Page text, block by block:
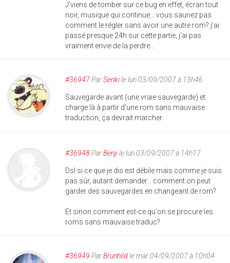
J'viens de tomber sur ce bug en effet, écran tout
noir, musique qui continue... vous sauriez pas
comment le régler sans avoir une autre rom? j'ai
passé presque 24h sur cette partie, j'ai pas
vraiment envie de la perdre...
#36947ParSenkile lun 03/09/2007 à 13h46
Sauvegarde avant (une vraie sauvegarde) et
charge là à partir d'une rom sans mauvaise
traduction, ça devrait marcher.
#36948ParBenjile lun 03/09/2007 à 14h17
Dsl si ce que je dis est débile mais comme je suis
pas sûr, autant demander... comment on peut
garder des sauvegardes en changeant de rom?
Et sinon comment est-ce qu'on se procure les
roms sans mauvaise traduc?
#36949 ParBrunhildle mar 04/09/2007 à 10h04